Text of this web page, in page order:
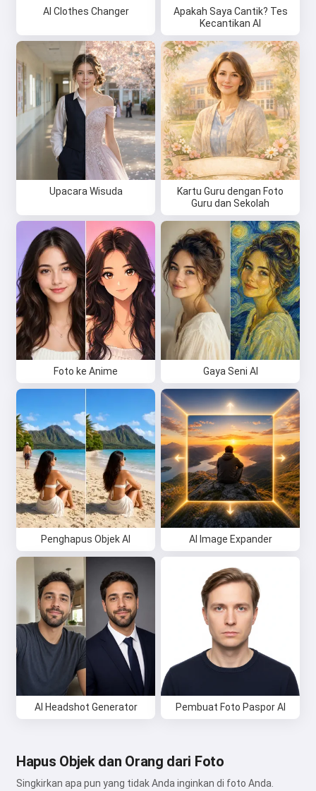
AI Clothes Changer
Apakah Saya Cantik? Tes
Kecantikan AI
Upacara Wisuda
Kartu Guru dengan Foto
Guru dan Sekolah
Foto ke Anime Gaya Seni AI
Penghapus Objek AI AI Image Expander
AI Headshot Generator Pembuat Foto Paspor AI
Hapus Objek dan Orang dari Foto
Singkirkan apa pun yang tidak Anda inginkan di foto Anda.